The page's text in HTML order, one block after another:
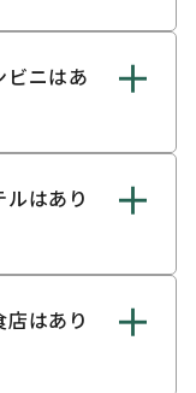
ニはあ
はあり
はあり